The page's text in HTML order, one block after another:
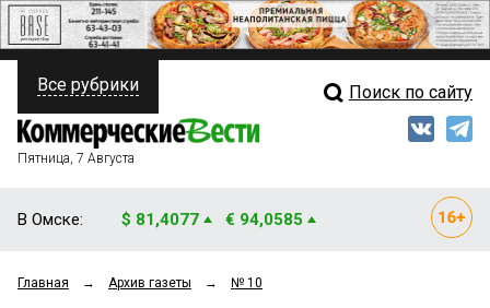
ПОЛИТИКА
ФИНАНСЫ
ОБЩЕСТВО
Свежий выпуск
Все рубрики Поиск по сайту
Пятница, 7 Августа
В Омске: $ 81,4077 € 94,0585
Главная → Архив газеты → № 10